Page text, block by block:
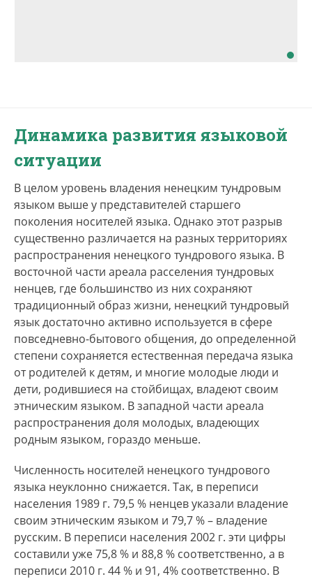
Динамика развития языковой
ситуации
В целом уровень владения ненецким тундровым
языком выше у представителей старшего
поколения носителей языка. Однако этот разрыв
существенно различается на разных территориях
распространения ненецкого тундрового языка. В
восточной части ареала расселения тундровых
ненцев, где большинство из них сохраняют
традиционный образ жизни, ненецкий тундровый
язык достаточно активно используется в сфере
повседневно-бытового общения, до определенной
степени сохраняется естественная передача языка
от родителей к детям, и многие молодые люди и
дети, родившиеся на стойбищах, владеют своим
этническим языком. В западной части ареала
распространения доля молодых, владеющих
родным языком, гораздо меньше.
Численность носителей ненецкого тундрового
языка неуклонно снижается. Так, в переписи
населения 1989 г. 79,5 % ненцев указали владение
своим этническим языком и 79,7 % – владение
русским. В переписи населения 2002 г. эти цифры
составили уже 75,8 % и 88,8 % соответственно, а в
переписи 2010 г. 44 % и 91, 4% соответственно. В